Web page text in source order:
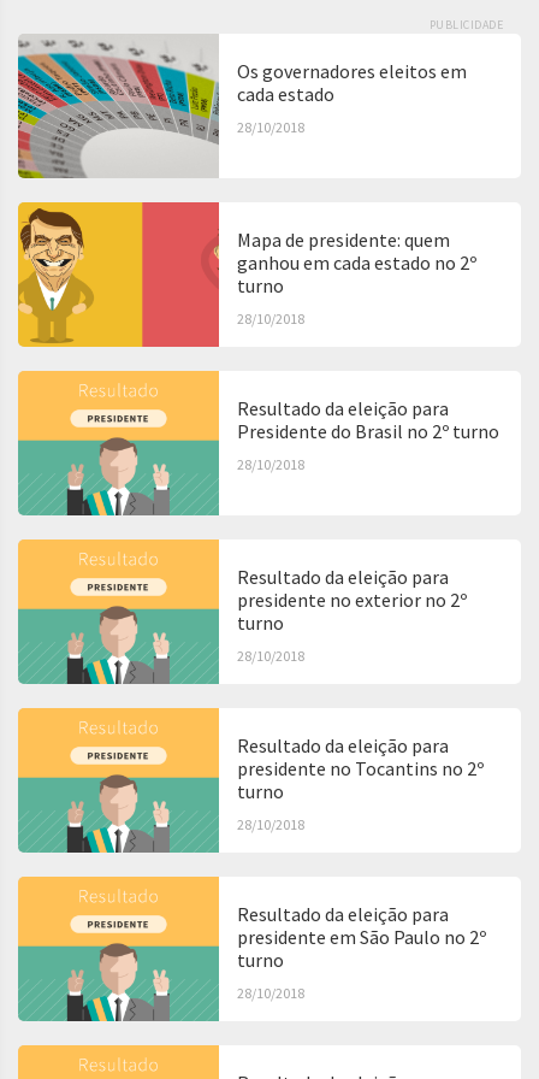
PUBLICIDADE
Os governadores eleitos em
cada estado
28/10/2018
Mapa de presidente: quem
ganhou em cada estado no 2º
turno
28/10/2018
Resultado da eleição para
Presidente do Brasil no 2º turno
28/10/2018
Resultado da eleição para
presidente no exterior no 2º
turno
28/10/2018
Resultado da eleição para
presidente no Tocantins no 2º
turno
28/10/2018
Resultado da eleição para
presidente em São Paulo no 2º
turno
28/10/2018